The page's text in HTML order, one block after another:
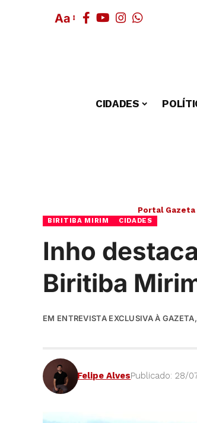
Aa
CIDADES
Portal Gazeta
BIRITIBA MIRIM CIDADES
Inho
Biritiba
EM ENTREVISTA EXCLUSIVA À
Felipe AlvesPublicado: 28/